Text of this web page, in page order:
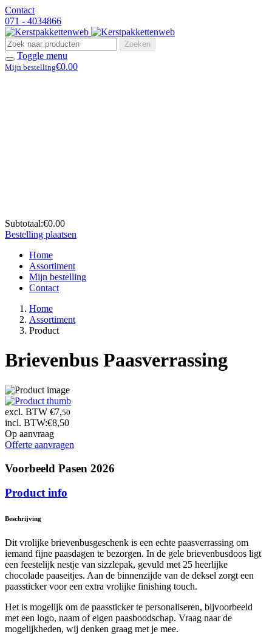
Contact
071 - 4034866
Zoeken
Toggle menu
Mijn bestelling€0.00
Subtotaal:€0.00
Bestelling plaatsen
Home
Assortiment
Mijn bestelling
Contact
Home
Assortiment
Product
Brievenbus Paasverrassing
excl. BTW €7,50
incl. BTW:€8,50
Op aanvraag
Offerte aanvragen
Voorbeeld Pasen 2026
Product info
Beschrijving
Dit vrolijke brievenbusgeschenk is een echte paasverrassing om
iemand fijne paasdagen te bezorgen. In de gele brievenbusdoos ligt
een feestelijk nestje van sizzlepak, gevuld met 25 heerlijke
chocolade paaseitjes. Aan de binnenzijde van de deksel zorgt een
paassticker voor een extra vrolijke finishing touch.
Het is mogelijk om de paassticker te personaliseren, bijvoorbeeld
met een logo, naam of eigen paasboodschap. Vraag naar de
mogelijkheden, wij denken graag met je mee.